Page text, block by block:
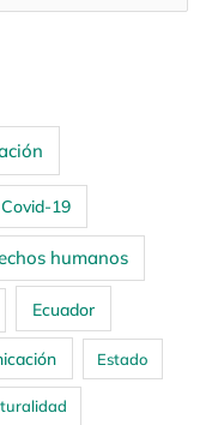
Covid-19
humanos
Ecuador
Estado